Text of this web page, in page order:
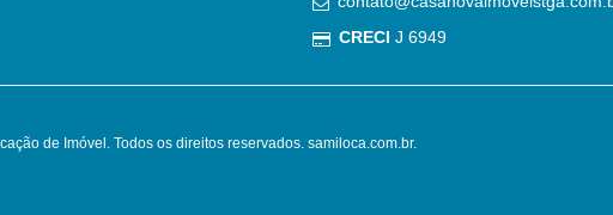
CRECI J 6949
de Imóvel. Todos os direitos reservados. samiloca.com.br.